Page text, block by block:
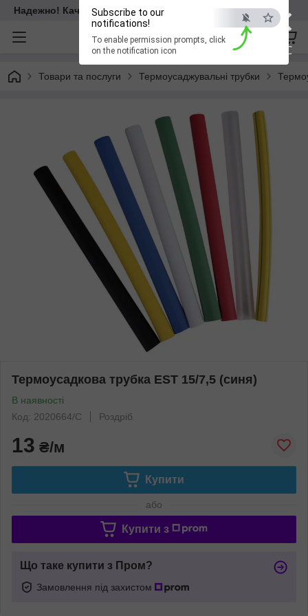
×
ESC
Subscribe to our
notifications!
To enable permission prompts, click
on the notification icon
Надежно! Качественно! Для всех!
Товари та послуги Термоусаджувальні трубки
Термоусадкова трубка EST 15/7,5 (синя)
В наявності
Код: 2020664/С
Роздріб
13 ₴/м
Купити
або
Купити з
Що таке купити з Пром?
Замовлення під захистом